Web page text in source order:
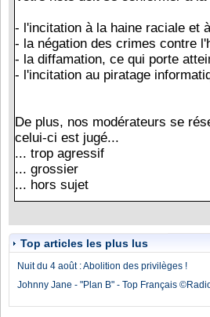
Top articles les plus lus
Nuit du 4 août : Abolition des privilèges !
Johnny Jane - "Plan B" - Top Français